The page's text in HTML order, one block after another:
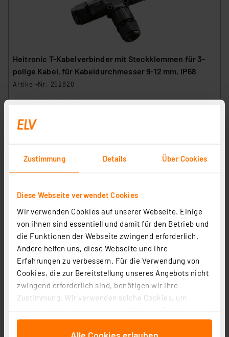
Zustimmung Details Über Cookies
Diese Webseite verwendet Cookies
Wir verwenden Cookies auf unserer Webseite. Einige
von ihnen sind essentiell und damit für den Betrieb und
die Funktionen der Webseite zwingend erforderlich.
Andere helfen uns, diese Webseite und ihre
Erfahrungen zu verbessern. Für die Verwendung von
Cookies, die zur Bereitstellung unseres Angebots nicht
zwingend erforderlich sind, benötigen wir Ihre
Zustimmung. Wir verwenden solche Cookies, um
für soziale Medien anbieten zu können und die Zugriffe
auf unsere Website zu analysieren. Außerdem geben
Alle Cookies erlauben
Heitronic T-Kabelverbinder mit Steckklemmen für 3-
polige Kabel, für Kabeldurchmesser 9-12 mm, IP68
Artikel-Nr. 252820
1 2 3 4 5
Informationen zu Versandkosten
Kupplung, 3-polig mit Kupplungsstecker, IP68
Artikel-Nr. 258208